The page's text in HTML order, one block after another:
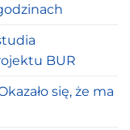
BUR
się, że ma